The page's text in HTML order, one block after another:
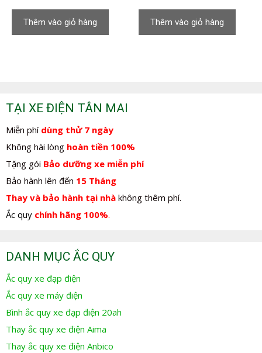
350.000,0₫.là:
280.000,0₫.
Thêm vào giỏ hàng
350.000,0₫.là:
280.000,0₫.
Thêm vào giỏ hàng
TẠI XE ĐIỆN TÂN MAI
Miễn phí dùng thử 7 ngày
Không hài lòng hoàn tiền 100%
Tặng gói Bảo dưỡng xe miễn phí
Bảo hành lên đến 15 Tháng
Thay và bảo hành tại nhà không thêm phí.
Ắc quy chính hãng 100%.
DANH MỤC ẮC QUY
Ắc quy xe đạp điện
Ắc quy xe máy điện
Bình ắc quy xe đạp điện 20ah
Thay ắc quy xe điện Aima
Thay ắc quy xe điện Anbico